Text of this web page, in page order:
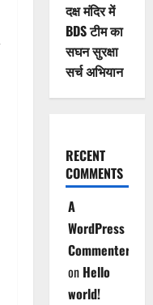
दक्ष मंदिर में
BDS टीम का
सघन सुरक्षा
सर्च अभियान
RECENT
COMMENTS
A
WordPress
Commenter
on Hello
world!